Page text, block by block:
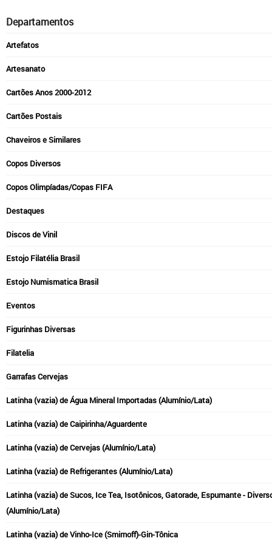
Departamentos
Artefatos
Artesanato
Cartões Anos 2000-2012
Cartões Postais
Chaveiros e Similares
Copos Diversos
Copos Olimpíadas/Copas FIFA
Destaques
Discos de Vinil
Estojo Filatélia Brasil
Estojo Numismatica Brasil
Eventos
Figurinhas Diversas
Filatelia
Garrafas Cervejas
Latinha (vazia) de Água Mineral Importadas (Alumínio/Lata)
Latinha (vazia) de Caipirinha/Aguardente
Latinha (vazia) de Cervejas (Alumínio/Lata)
Latinha (vazia) de Refrigerantes (Alumínio/Lata)
Latinha (vazia) de Sucos, Ice Tea, Isotônicos, Gatorade, Espumante -
(Alumínio/Lata)
Latinha (vazia) de Vinho-Ice (Smirnoff)-Gin-Tônica